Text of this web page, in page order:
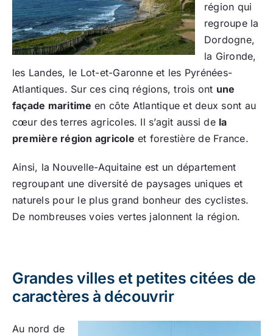
région qui
regroupe la
Dordogne,
la Gironde,
les Landes, le Lot-et-Garonne et les Pyrénées-
Atlantiques. Sur ces cinq régions, trois ont une
façade maritime en côte Atlantique et deux sont au
cœur des terres agricoles. Il s’agit aussi de la
première région agricole et forestière de France.
Ainsi, la Nouvelle-Aquitaine est un département
regroupant une diversité de paysages uniques et
naturels pour le plus grand bonheur des cyclistes.
De nombreuses voies vertes jalonnent la région.
Grandes villes et petites citées de
caractères à découvrir
Au nord de